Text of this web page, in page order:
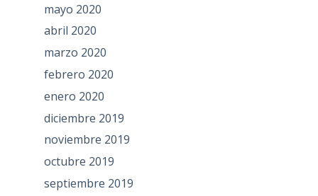
mayo 2020
abril 2020
marzo 2020
febrero 2020
enero 2020
diciembre 2019
noviembre 2019
octubre 2019
septiembre 2019